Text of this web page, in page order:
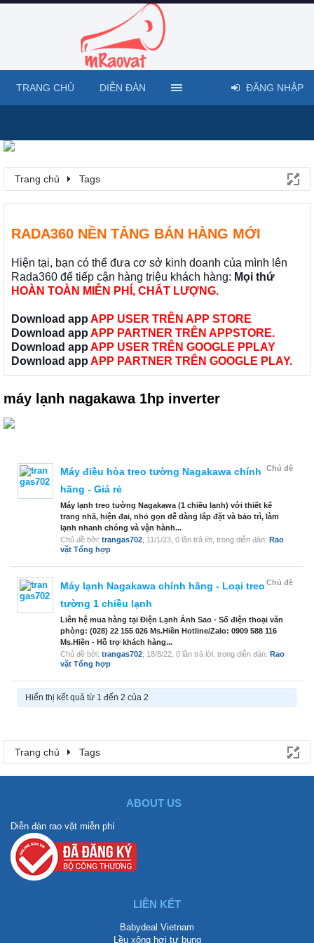
Trang chủ Tags
RADA360 NỀN TẢNG BÁN HÀNG MỚI
Hiện tại, bạn có thể đưa cơ sở kinh doanh của mình lên
Rada360 để tiếp cận hàng triệu khách hàng: Mọi thứ
HOÀN TOÀN MIỄN PHÍ, CHẤT LƯỢNG.
Download app APP USER TRÊN APP STORE
Download app APP PARTNER TRÊN APPSTORE.
Download app APP USER TRÊN GOOGLE PPLAY
Download app APP PARTNER TRÊN GOOGLE PLAY.
máy lạnh nagakawa 1hp inverter
Chủ đề
Máy điều hòa treo tường Nagakawa chính
hãng - Giá rẻ
Máy lạnh treo tường Nagakawa (1 chiều lạnh) với thiết kế
trang nhã, hiện đại, nhỏ gọn dễ dàng lắp đặt và bảo trì, làm
lạnh nhanh chóng và vận hành...
Chủ đề bởi: trangas702 11/1/23 , 0 lần trả lời, trong diễn đàn: Rao
vặt Tổng hợp
Chủ đề
Máy lạnh Nagakawa chính hãng - Loại treo
tường 1 chiều lạnh
Liên hệ mua hàng tại Điện Lạnh Ánh Sao - Số điện thoại văn
phòng: (028) 22 155 026 Ms.Hiền Hotline/Zalo: 0909 588 116
Ms.Hiền - Hỗ trợ khách hàng...
Chủ đề bởi: trangas702 18/8/22 , 0 lần trả lời, trong diễn đàn: Rao
vặt Tổng hợp
Hiển thị kết quả từ 1 đến 2 của 2
Trang chủ Tags
TRANG CHỦ DIỄN ĐÀN ĐĂNG NHẬP
ABOUT US
Diễn đàn rao vặt miễn phí
LIÊN KẾT
Babydeal Vietnam
Lều xông hơi tự bung